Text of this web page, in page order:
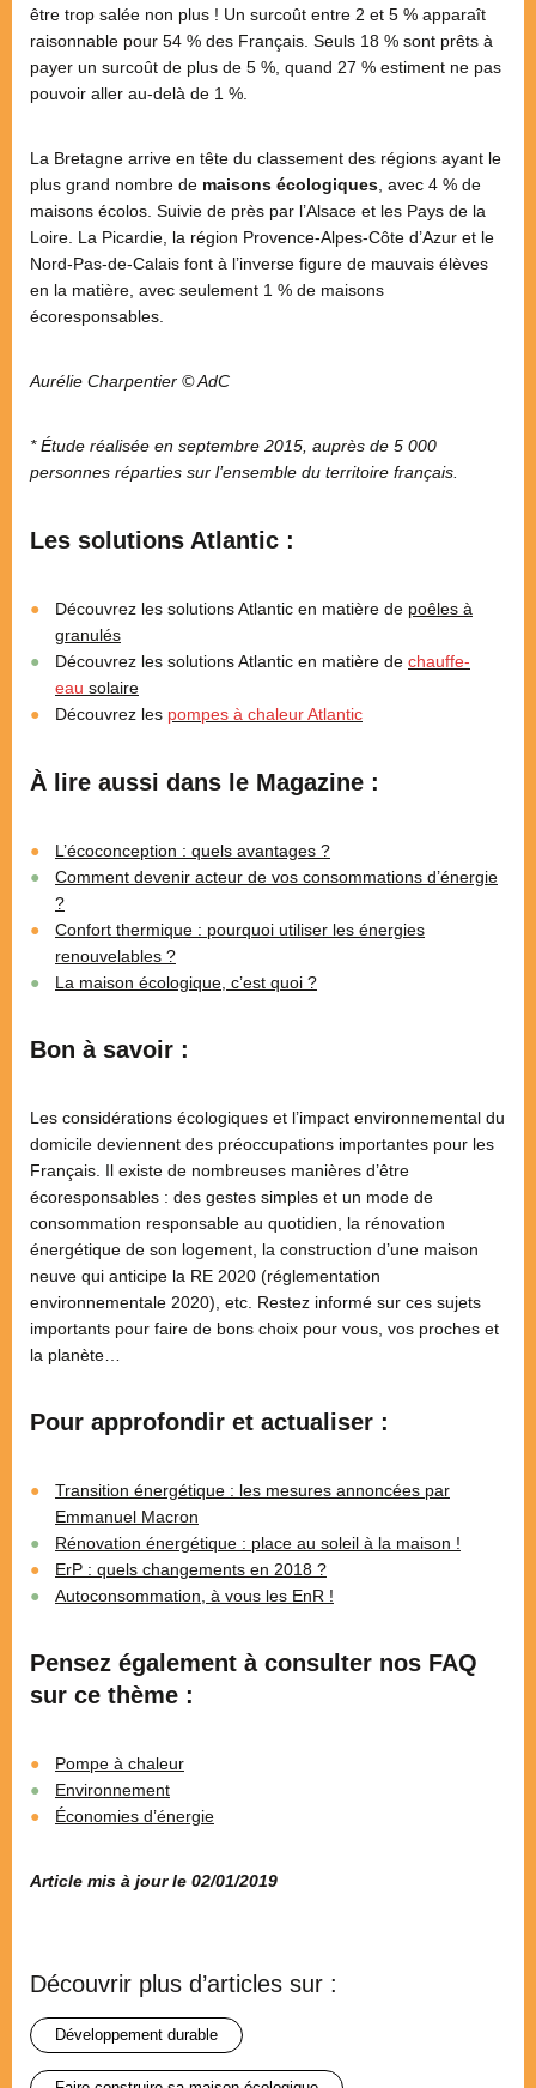
être trop salée non plus ! Un surcoût entre 2 et 5 % apparaît
raisonnable pour 54 % des Français. Seuls 18 % sont prêts à
payer un surcoût de plus de 5 %, quand 27 % estiment ne pas
pouvoir aller au-delà de 1 %.
La Bretagne arrive en tête du classement des régions ayant le
plus grand nombre de maisons écologiques , avec 4 % de
maisons écolos. Suivie de près par l’Alsace et les Pays de la
Loire. La Picardie, la région Provence-Alpes-Côte d’Azur et le
Nord-Pas-de-Calais font à l’inverse figure de mauvais élèves
en la matière, avec seulement 1 % de maisons
écoresponsables.
Aurélie Charpentier © AdC
* Étude réalisée en septembre 2015, auprès de 5 000
personnes réparties sur l’ensemble du territoire français.
Les solutions Atlantic :
Découvrez les solutions Atlantic en matière de poêles à
granulés
Découvrez les solutions Atlantic en matière de chauffe-
eau solaire
Découvrez les pompes à chaleur Atlantic
À lire aussi dans le Magazine :
L’écoconception : quels avantages ?
Comment devenir acteur de vos consommations d’énergie
?
Confort thermique : pourquoi utiliser les énergies
renouvelables ?
La maison écologique, c’est quoi ?
Bon à savoir :
Les considérations écologiques et l’impact environnemental du
domicile deviennent des préoccupations importantes pour les
Français. Il existe de nombreuses manières d’être
écoresponsables : des gestes simples et un mode de
consommation responsable au quotidien, la rénovation
énergétique de son logement, la construction d’une maison
neuve qui anticipe la RE 2020 (réglementation
environnementale 2020), etc. Restez informé sur ces sujets
importants pour faire de bons choix pour vous, vos proches et
la planète…
Pour approfondir et actualiser :
Transition énergétique : les mesures annoncées par
Emmanuel Macron
Rénovation énergétique : place au soleil à la maison !
ErP : quels changements en 2018 ?
Autoconsommation, à vous les EnR !
Pensez également à consulter nos FAQ
sur ce thème :
Pompe à chaleur
Environnement
Économies d’énergie
Article mis à jour le 02/01/2019
Découvrir plus d’articles sur :
développement durable